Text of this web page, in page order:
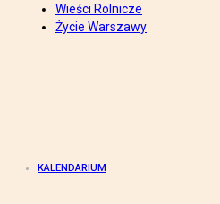
Wieści Rolnicze
Życie Warszawy
KALENDARIUM